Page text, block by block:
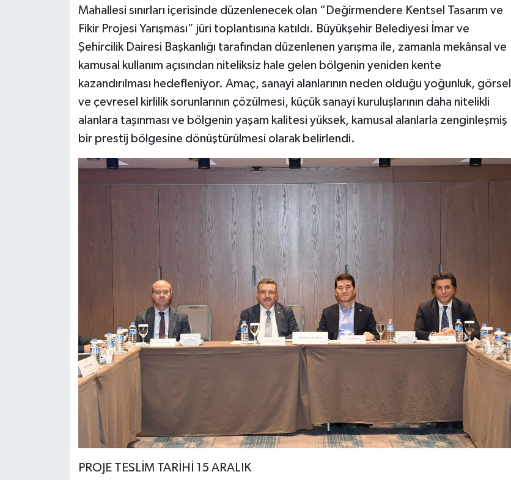
Mahallesi sınırları içerisinde düzenlenecek olan “Değirmendere Kentsel Tasarım ve
Fikir Projesi Yarışması” jüri toplantısına katıldı. Büyükşehir Belediyesi İmar ve
Şehircilik Dairesi Başkanlığı tarafından düzenlenen yarışma ile, zamanla mekânsal ve
kamusal kullanım açısından niteliksiz hale gelen bölgenin yeniden kente
kazandırılması hedefleniyor. Amaç, sanayi alanlarının neden olduğu yoğunluk, görsel
ve çevresel kirlilik sorunlarının çözülmesi, küçük sanayi kuruluşlarının daha nitelikli
alanlara taşınması ve bölgenin yaşam kalitesi yüksek, kamusal alanlarla zenginleşmiş
bir prestij bölgesine dönüştürülmesi olarak belirlendi.
PROJE TESLİM TARİHİ 15 ARALIK